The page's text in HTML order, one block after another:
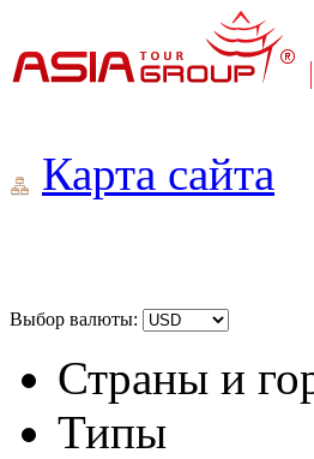
Карта сайта
Выбор валюты:
Страны и
Типы